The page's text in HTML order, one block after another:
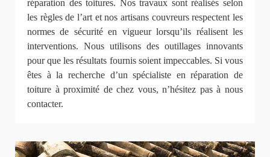
réparation des toitures. Nos travaux sont réalisés selon
les règles de l’art et nos artisans couvreurs respectent les
normes de sécurité en vigueur lorsqu’ils réalisent les
interventions. Nous utilisons des outillages innovants
pour que les résultats fournis soient impeccables. Si vous
êtes à la recherche d’un spécialiste en réparation de
toiture à proximité de chez vous, n’hésitez pas à nous
contacter.